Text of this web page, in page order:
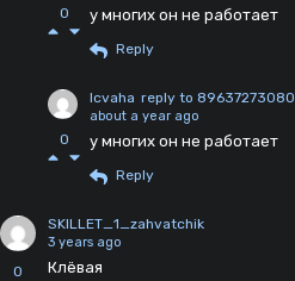
0 у многих он не работает
Reply
0
Icvaha reply to 89637273080
about a year ago
у многих он не работает
Reply
0
SKILLET_1_zahvatchik
3 years ago
Клëвая